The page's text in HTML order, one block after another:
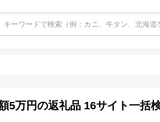
5万円の返礼品 16サイト一括